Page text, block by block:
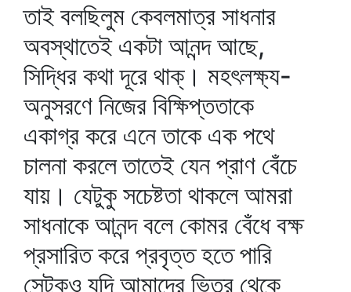
তাই বলছিলুম কেবলমাত্র সাধনার
অবস্থাতেই একটা আনন্দ আছে,
সিদ্ধির কথা দূরে থাক্‌। মহৎলক্ষ্য-
অনুসরণে নিজের বিক্ষিপ্ততাকে
একাগ্র করে এনে তাকে এক পথে
চালনা করলে তাতেই যেন প্রাণ বেঁচে
যায়। যেটুকু সচেষ্টতা থাকলে আমরা
সাধনাকে আনন্দ বলে কোমর বেঁধে বক্ষ
প্রসারিত করে প্রবৃত্ত হতে পারি
সেটুকুও যদি আমাদের ভিতর থেকে